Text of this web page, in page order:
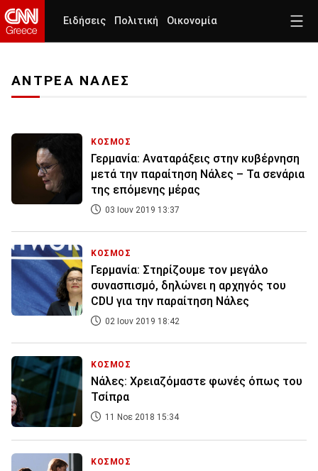
Ειδήσεις Πολιτική Οικονομία
ΑΝΤΡΕΑ ΝΑΛΕΣ
ΚΟΣΜΟΣ
Γερμανία: Αναταράξεις στην κυβέρνηση
μετά την παραίτηση Νάλες – Τα σενάρια
της επόμενης μέρας
03 Ιουν 2019 13:37
ΚΟΣΜΟΣ
Γερμανία: Στηρίζουμε τον μεγάλο
συνασπισμό, δηλώνει η αρχηγός του
CDU για την παραίτηση Νάλες
02 Ιουν 2019 18:42
ΚΟΣΜΟΣ
Νάλες: Χρειαζόμαστε φωνές όπως του
Τσίπρα
11 Νοε 2018 15:34
ΚΟΣΜΟΣ